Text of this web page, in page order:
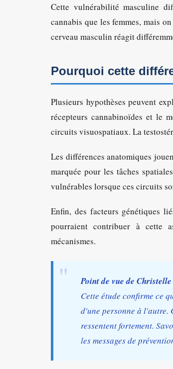
Cette vulnérabilité masculine
cannabis que les femmes, mais
cerveau masculin réagit
Pourquoi cette
Plusieurs hypothèses peuvent
récepteurs cannabinoïdes et le
circuits visuospatiaux. La
Les différences anatomiques
marquée pour les tâches
vulnérables lorsque ces circuits
Enfin, des facteurs génétiques
pourraient contribuer à cette
mécanismes.
Point de vue de
Cette étude confirme ce
d'une personne à l'autre.
ressentent fortement.
les messages de